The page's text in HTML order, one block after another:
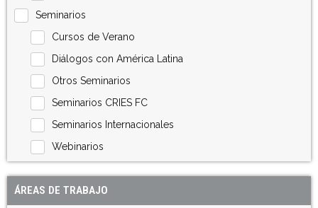
Seminarios
Cursos de Verano
Diálogos con América Latina
Otros Seminarios
Seminarios CRIES FC
Seminarios Internacionales
Webinarios
ÁREAS DE TRABAJO